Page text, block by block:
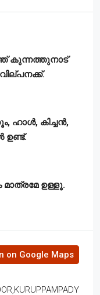
കുന്നത്തുനാട്
ഹാൾ, കിച്ചൻ,
ഉണ്ട്.
മാത്രമേ ഉള്ളൂ.
on Google Maps